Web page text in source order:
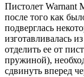
Пистолет Warnant
после того как
подверглась
изготавливалась
отделить ее от
пружиной),
сдвинуть вперед